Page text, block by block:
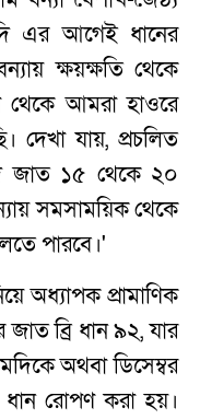
এর আগেই ধানের
ক্ষয়ক্ষতি থেকে
থেকে আমরা হাওরে
দেখা যায়, প্রচলিত
জাত ১৫ থেকে ২০
সমসাময়িক থেকে
পারবে।'
অধ্যাপক প্রামাণিক
ব্রি ধান ৯২, যার
অথবা ডিসেম্বর
রোপণ করা হয়।